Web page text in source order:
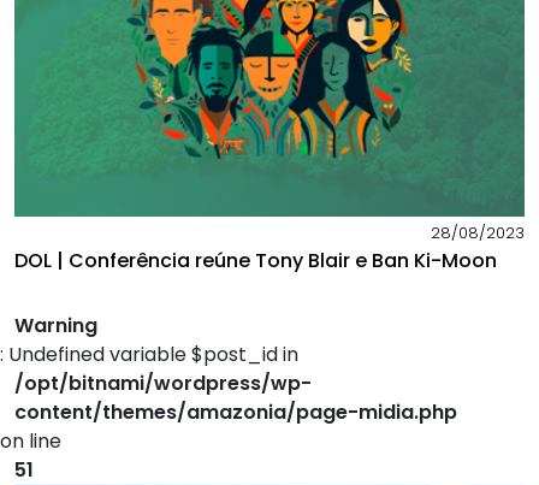
28/08/2023
DOL | Conferência reúne Tony Blair e Ban Ki-Moon
Warning
: Undefined variable $post_id in
/opt/bitnami/wordpress/wp-
content/themes/amazonia/page-midia.php
on line
51